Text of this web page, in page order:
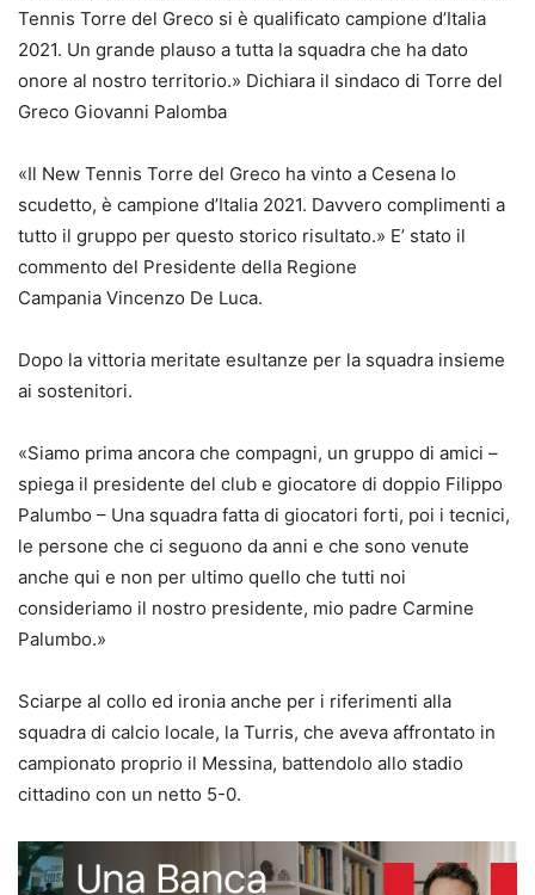
Tennis Torre del Greco si è qualificato campione d’Italia
2021. Un grande plauso a tutta la squadra che ha dato
onore al nostro territorio.» Dichiara il sindaco di Torre del
Greco Giovanni Palomba
«Il New Tennis Torre del Greco ha vinto a Cesena lo
scudetto, è campione d’Italia 2021. Davvero complimenti a
tutto il gruppo per questo storico risultato.» E’ stato il
commento del Presidente della Regione
Campania Vincenzo De Luca.
Dopo la vittoria meritate esultanze per la squadra insieme
ai sostenitori.
«Siamo prima ancora che compagni, un gruppo di amici –
spiega il presidente del club e giocatore di doppio Filippo
Palumbo – Una squadra fatta di giocatori forti, poi i tecnici,
le persone che ci seguono da anni e che sono venute
anche qui e non per ultimo quello che tutti noi
consideriamo il nostro presidente, mio padre Carmine
Palumbo.»
Sciarpe al collo ed ironia anche per i riferimenti alla
squadra di calcio locale, la Turris, che aveva affrontato in
campionato proprio il Messina, battendolo allo stadio
cittadino con un netto 5-0.